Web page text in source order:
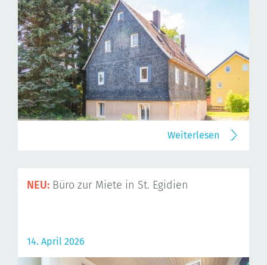
Weiterlesen
NEU: Büro zur Miete in St. Egidien
14. April 2026